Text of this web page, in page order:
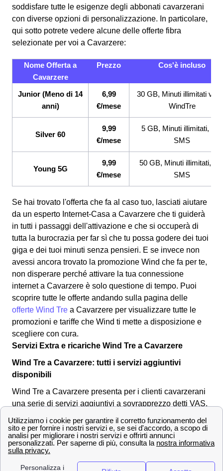
soddisfare tutte le esigenze degli abbonati cavarzerani
con diverse opzioni di personalizzazione. In particolare,
qui sotto potrete vedere alcune delle offerte fibra
selezionate per voi a Cavarzere:
Nome Offerta a
Cavarzere
Prezzo Cos'è incluso
Junior (Meno di 14
anni)
6,99
€/mese
30 GB, Minuti illimitati
WindTre
Silver 60
9,99
€/mese
5 GB, Minuti illimitati, 200
SMS
Young 5G
9,99
€/mese
50 GB, Minuti illimitati,
SMS
Se hai trovato l'offerta che fa al caso tuo, lasciati aiutare
da un esperto Internet-Casa a Cavarzere che ti guiderà
in tutti i passaggi dell'attivazione e che si occuperà di
tutta la burocrazia per far sì che tu possa godere dei tuoi
giga e dei tuoi minuti senza pensieri. E se invece non
avessi ancora trovato la promozione Wind che fa per te,
non disperare perché attivare la tua connessione
internet a Cavarzere è solo questione di tempo. Puoi
scoprire tutte le offerte andando sulla pagina delle
offerte Wind Tre a Cavarzere per visualizzare tutte le
promozioni e tariffe che Wind ti mette a disposizione e
scegliere con cura.
Servizi Extra e ricariche Wind Tre a Cavarzere
Wind Tre a Cavarzere: tutti i servizi aggiuntivi
disponibili
Wind Tre a Cavarzere presenta per i clienti cavarzerani
una serie di servizi aggiuntivi a sovrapprezzo detti VAS.
avvisi i suoi clienti cavarzerani delle operazioni
effettuate. Per attivare e disattivare questi servizi
normalmente è possibile chiamare il 159 e gestire tutto
da li. Le SIM Wind Tre a Cavarzere più recenti hanno già